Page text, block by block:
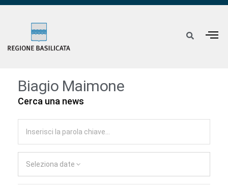
Biagio Maimone
Cerca una news
Seleziona date